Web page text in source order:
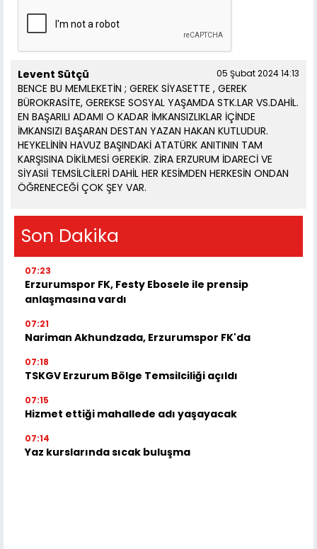
Levent Sütçü 05 Şubat 2024 14:13
BENCE BU MEMLEKETİN ; GEREK SİYASETTE , GEREK
BÜROKRASİTE, GEREKSE SOSYAL YAŞAMDA STK.LAR VS.DAHİL.
EN BAŞARILI ADAMI O KADAR İMKANSIZLIKLAR İÇİNDE
İMKANSIZI BAŞARAN DESTAN YAZAN HAKAN KUTLUDUR.
HEYKELİNİN HAVUZ BAŞINDAKİ ATATÜRK ANITININ TAM
KARŞISINA DİKİLMESİ GEREKİR. ZİRA ERZURUM İDARECİ VE
SİYASIİ TEMSİLCİLERİ DAHİL HER KESİMDEN HERKESİN ONDAN
ÖĞRENECEĞİ ÇOK ŞEY VAR.
Son Dakika
07:23
Erzurumspor FK, Festy Ebosele ile prensip
anlaşmasına vardı
07:21
Nariman Akhundzada, Erzurumspor FK'da
07:18
TSKGV Erzurum Bölge Temsilciliği açıldı
07:15
Hizmet ettiği mahallede adı yaşayacak
07:14
Yaz kurslarında sıcak buluşma